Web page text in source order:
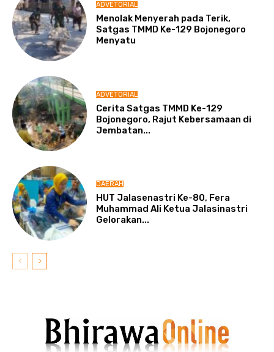
ADVETORIAL
Menolak Menyerah pada Terik,
Satgas TMMD Ke-129 Bojonegoro
Menyatu
ADVETORIAL
Cerita Satgas TMMD Ke-129
Bojonegoro, Rajut Kebersamaan di
Jembatan...
DAERAH
HUT Jalasenastri Ke-80, Fera
Muhammad Ali Ketua Jalasinastri
Gelorakan...